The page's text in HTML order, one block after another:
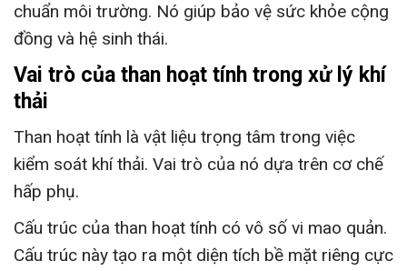
chuẩn môi trường. Nó giúp bảo vệ sức khỏe cộng
đồng và hệ sinh thái.
Vai trò của than hoạt tính trong xử lý khí
thải
Than hoạt tính là vật liệu trọng tâm trong việc
kiểm soát khí thải. Vai trò của nó dựa trên cơ chế
hấp phụ.
Cấu trúc của than hoạt tính có vô số vi mao quản.
Cấu trúc này tạo ra một diện tích bề mặt riêng cực